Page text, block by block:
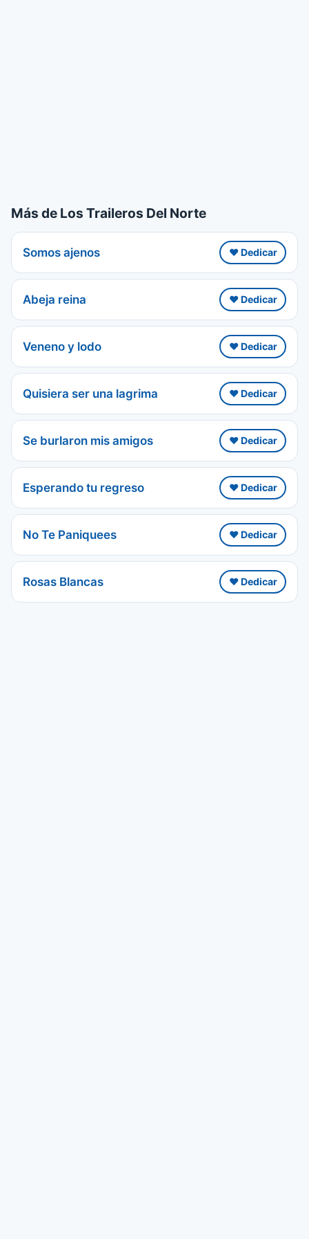
Más de Los Traileros Del Norte
Somos ajenos ❤️ Dedicar
Abeja reina ❤️ Dedicar
Veneno y lodo ❤️ Dedicar
Quisiera ser una lagrima ❤️ Dedicar
Se burlaron mis amigos ❤️ Dedicar
Esperando tu regreso ❤️ Dedicar
No Te Paniquees ❤️ Dedicar
Rosas Blancas ❤️ Dedicar